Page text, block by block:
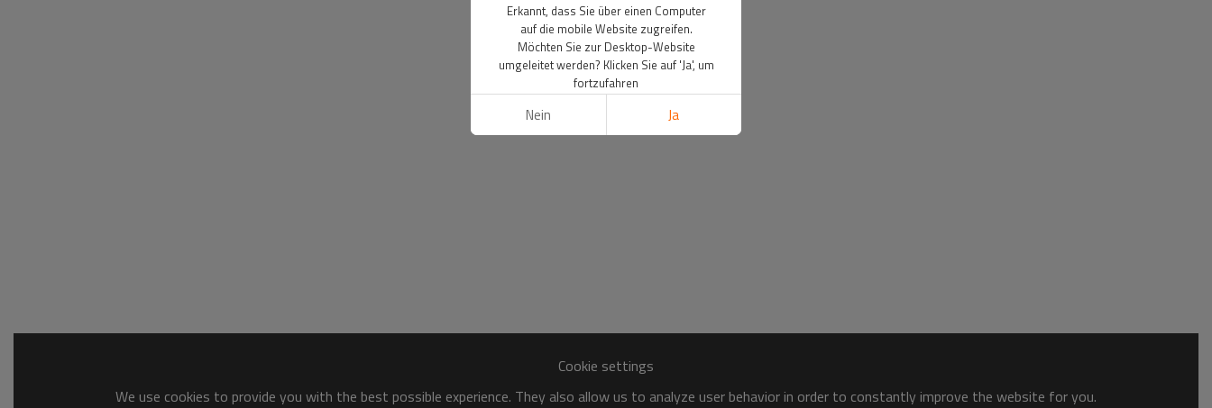
Cookie settings
We use cookies to provide you with the best possible experience. They also allow us to analyze user behavior in order to constantly improve the website for you.
Erkannt, dass Sie über einen Computer
auf die mobile Website zugreifen.
Möchten Sie zur Desktop-Website
umgeleitet werden? Klicken Sie auf 'Ja', um
fortzufahren
Nein Ja